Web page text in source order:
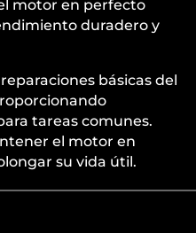
motor en perfecto
duradero y
básicas del
tareas comunes.
el motor en
su vida útil.